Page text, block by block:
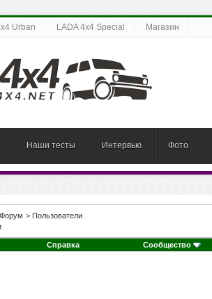
Urban LADA 4x4 Special Магазин
Наши тесты Интервью Фото
> Пользователи
Справка Сообщество